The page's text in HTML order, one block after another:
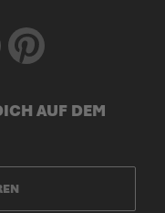
Pinterest
AUF DEM